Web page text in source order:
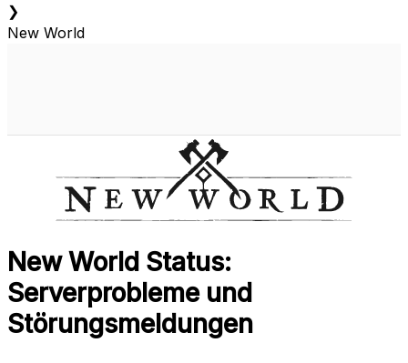
❯
New World
New World Status:
Serverprobleme und
Störungsmeldungen